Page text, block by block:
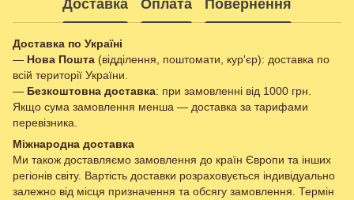
Доставка Оплата Повернення
Доставка по Україні
— Нова Пошта (відділення, поштомати, кур'єр): доставка по
всій території України.
— Безкоштовна доставка: при замовленні від 1000 грн.
Якщо сума замовлення менша — доставка за тарифами
перевізника.
Міжнародна доставка
Ми також доставляємо замовлення до країн Європи та інших
регіонів світу. Вартість доставки розраховується індивідуально
залежно від місця призначення та обсягу замовлення. Термін